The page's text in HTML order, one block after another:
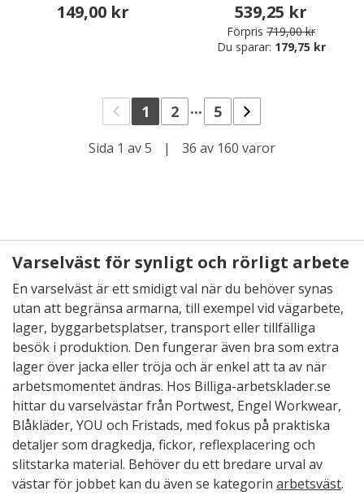
149,00 kr 539,25 kr
Förpris 719,00 kr
Du sparar: 179,75 kr
1 2 ... 5
Sida 1 av 5 | 36 av 160 varor
Varselväst för synligt och rörligt arbete
En varselväst är ett smidigt val när du behöver synas
utan att begränsa armarna, till exempel vid vägarbete,
lager, byggarbetsplatser, transport eller tillfälliga
besök i produktion. Den fungerar även bra som extra
lager över jacka eller tröja och är enkel att ta av när
arbetsmomentet ändras. Hos Billiga-arbetsklader.se
hittar du varselvästar från Portwest, Engel Workwear,
Blåkläder, YOU och Fristads, med fokus på praktiska
detaljer som dragkedja, fickor, reflexplacering och
slitstarka material. Behöver du ett bredare urval av
västar för jobbet kan du även se kategorin arbetsväst.